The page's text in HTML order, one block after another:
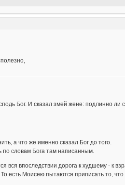
Бог. И сказал змей жене: подлинно ли
а что же именно сказал Бог до того.
по словам Бога там написанным.
вся впоследствии дорога к худшему - к
есть Моисею пытаются приписать то,